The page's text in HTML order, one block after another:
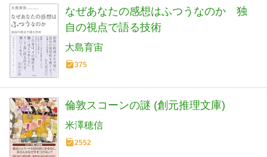
なぜあなたの感想はふつうなのか 独
自の視点で語る技術
大島育宙
375
倫敦スコーンの謎 (創元推理文庫)
米澤穂信
2552